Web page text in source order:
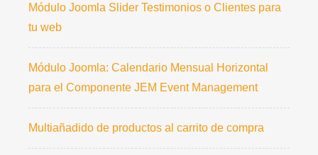
Módulo Joomla Slider Testimonios o Clientes para
tu web
Módulo Joomla: Calendario Mensual Horizontal
para el Componente JEM Event Management
Multiañadido de productos al carrito de compra